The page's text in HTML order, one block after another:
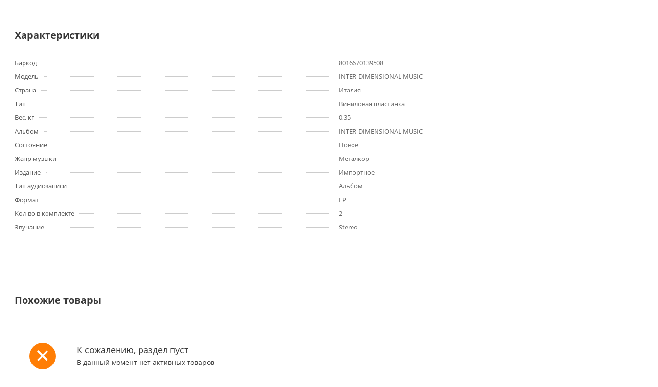
Характеристики
Баркод
8016670139508
Модель
INTER-DIMENSIONAL MUSIC
Страна
Италия
Тип
Виниловая пластинка
Вес, кг
0,35
Альбом
INTER-DIMENSIONAL MUSIC
Состояние
Новое
Жанр музыки
Металкор
Издание
Импортное
Тип аудиозаписи
Альбом
Формат
LP
Кол-во в комплекте
2
Звучание
Stereo
Похожие товары
К сожалению, раздел пуст
В данный момент нет активных товаров